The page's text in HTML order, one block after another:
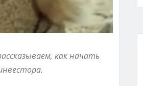
как начать